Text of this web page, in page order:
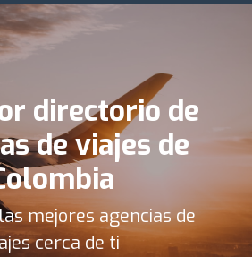
directorio de
de viajes de
mejores agencias de
cerca de ti